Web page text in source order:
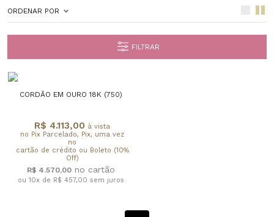
ORDENAR POR
FILTRAR
CORDÃO EM OURO 18K (750)
R$ 4.113,00 à vista
no Pix Parcelado, Pix, uma vez
no
cartão de crédito ou Boleto (10%
Off)
R$ 4.570,00
ou 10x de R$ 457,00 sem juros